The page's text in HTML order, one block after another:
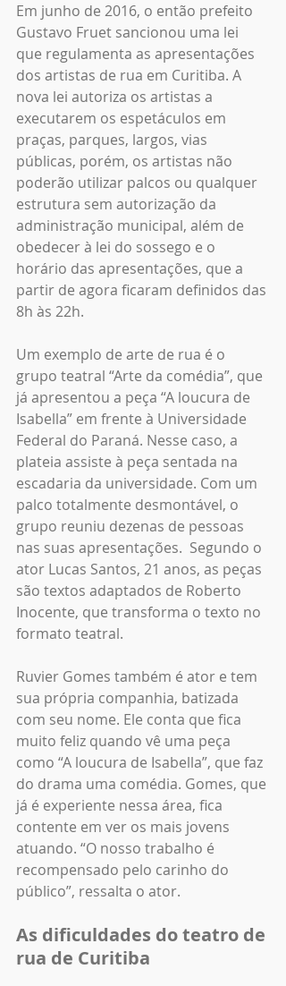
Em junho de 2016, o então prefeito
Gustavo Fruet sancionou uma lei
que regulamenta as apresentações
dos artistas de rua em Curitiba. A
nova lei autoriza os artistas a
executarem os espetáculos em
praças, parques, largos, vias
públicas, porém, os artistas não
poderão utilizar palcos ou qualquer
estrutura sem autorização da
administração municipal, além de
obedecer à lei do sossego e o
horário das apresentações, que a
partir de agora ficaram definidos das
8h às 22h.
Um exemplo de arte de rua é o
grupo teatral “Arte da comédia”, que
já apresentou a peça “A loucura de
Isabella” em frente à Universidade
Federal do Paraná. Nesse caso, a
plateia assiste à peça sentada na
escadaria da universidade. Com um
palco totalmente desmontável, o
grupo reuniu dezenas de pessoas
nas suas apresentações.  Segundo o
ator Lucas Santos, 21 anos, as peças
são textos adaptados de Roberto
Inocente, que transforma o texto no
formato teatral.
Ruvier Gomes também é ator e tem
sua própria companhia, batizada
com seu nome. Ele conta que fica
muito feliz quando vê uma peça
como “A loucura de Isabella”, que faz
do drama uma comédia. Gomes, que
já é experiente nessa área, fica
contente em ver os mais jovens
atuando. “O nosso trabalho é
recompensado pelo carinho do
público”, ressalta o ator.
As dificuldades do teatro de
rua de Curitiba